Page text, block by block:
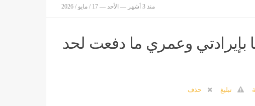
إيراداته المليار دولار، هل يصبح "الأوديسة"الفيلم الأضخم في مسيرة نولان؟
منذ 3 أشهر — الأحد — 17 / مايو / 2026
وعمري ما دفعت لحد
تبليغ حذف